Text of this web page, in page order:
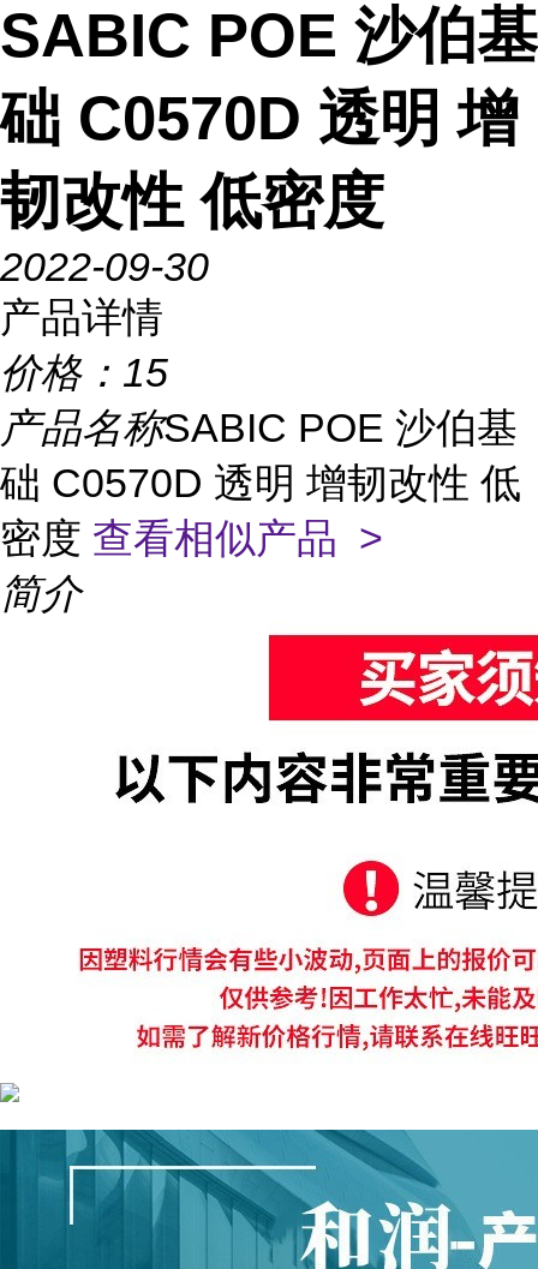
SABIC POE 沙伯基
础 C0570D 透明 增
韧改性 低密度
2022-09-30
产品详情
价格： 15
产品名称SABIC POE 沙伯基
础 C0570D 透明 增韧改性 低
密度 查看相似产品 >
简介